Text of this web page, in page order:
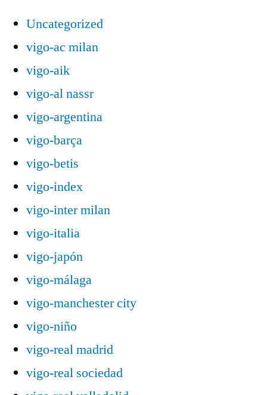
Uncategorized
vigo-ac milan
vigo-aik
vigo-al nassr
vigo-argentina
vigo-barça
vigo-betis
vigo-index
vigo-inter milan
vigo-italia
vigo-japón
vigo-málaga
vigo-manchester city
vigo-niño
vigo-real madrid
vigo-real sociedad